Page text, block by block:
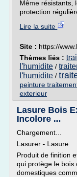
Même résistants,
protection
Lire la suite
Site : https://
Thèmes liés :
l'humidite /
l'humidite /
peinture
exterieur
Lasure Bois
Incolore ...
Chargement...
Lasurer - Lasure
Produit de finition
qui protège le bois
domestiques